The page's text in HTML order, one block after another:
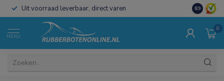
Uit voorraad leverbaar, direct varen Al 15 jaar
8.9
MENU
0